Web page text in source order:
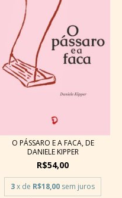
O PÁSSARO E A FACA, DE
DANIELE KIPPER
R$54,00
3x de R$18,00 sem juros